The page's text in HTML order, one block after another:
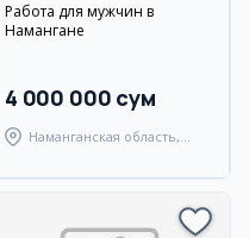
Работа для мужчин в
Намангане
4 000 000 сум
Наманганская область,